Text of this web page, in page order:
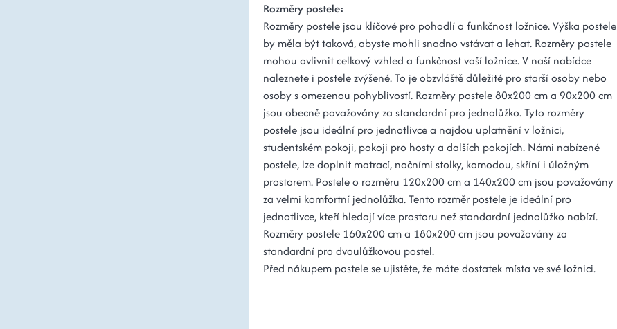
Rozměry postele:
Rozměry postele jsou klíčové pro pohodlí a funkčnost ložnice. Výška postele
by měla být taková, abyste mohli snadno vstávat a lehat. Rozměry postele
mohou ovlivnit celkový vzhled a funkčnost vaší ložnice. V naší nabídce
naleznete i postele zvýšené. To je obzvláště důležité pro starší osoby nebo
osoby s omezenou pohyblivostí. Rozměry postele 80x200 cm a 90x200 cm
jsou obecně považovány za standardní pro jednolůžko. Tyto rozměry
postele jsou ideální pro jednotlivce a najdou uplatnění v ložnici,
studentském pokoji, pokoji pro hosty a dalších pokojích. Námi nabízené
postele, lze doplnit matrací, nočními stolky, komodou, skříní i úložným
prostorem. Postele o rozměru 120x200 cm a 140x200 cm jsou považovány
za velmi komfortní jednolůžka. Tento rozměr postele je ideální pro
jednotlivce, kteří hledají více prostoru než standardní jednolůžko nabízí.
Rozměry postele 160x200 cm a 180x200 cm jsou považovány za
standardní pro dvoulůžkovou postel.
Před nákupem postele se ujistěte, že máte dostatek místa ve své ložnici.